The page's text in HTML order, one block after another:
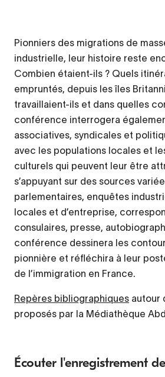
Pionniers des migrations de
industrielle, leur histoire reste
Combien étaient-ils ? Quels
empruntés, depuis les îles
travaillaient-ils et dans quelles
conférence interrogera
associatives, syndicales et
avec les populations locales et
culturels qui peuvent leur être
s’appuyant sur des sources
parlementaires, enquêtes
locales et d’entreprise,
consulaires, presse,
conférence dessinera les
pionnière et réfléchira à leur
de l’immigration en France.
Repères bibliographiques autour
proposés par la Médiathèque
Écouter l'enregistrement